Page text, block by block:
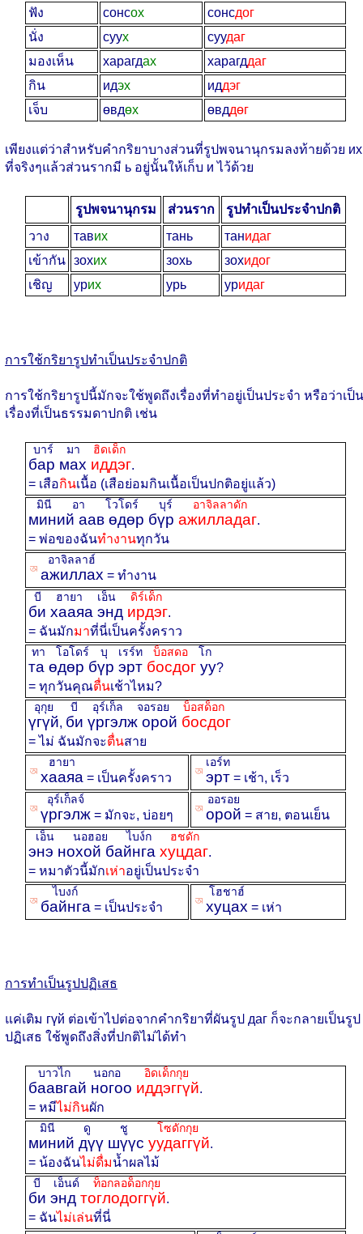
ฟัง
сонсох сонсдог
นั่ง
суух суудаг
มองเห็น
харагдах харагддаг
กิน
идэх иддэг
เจ็บ
өвдөх өвддөг
เพียงแต่ว่าสำหรับคำกริยาบางส่วนที่รูปพจนานุกรมลงท้ายด้วย их
ที่จริงๆแล้วส่วนรากมี ь อยู่นั้นให้เก็บ и ไว้ด้วย
รูปพจนานุกรม ส่วนราก
รูปทำเป็นประจำปกติ
วาง
тавих тань танидаг
เข้ากัน
зохих зохь зохидог
เชิญ
урих урь уридаг
การใช้กริยารูปทำเป็นประจำปกติ
การใช้กริยารูปนี้มักจะใช้พูดถึงเรื่องที่ทำอยู่เป็นประจำ หรือว่าเป็น
เรื่องที่เป็นธรรมดาปกติ เช่น
бар мах иддэг
บาร์ มา ฮิดเด็ก
.
= เสือกินเนื้อ (เสือย่อมกินเนื้อเป็นปกติอยู่แล้ว)
миний аав өдөр бүр ажилладаг
มินี อา โวโดร์ บุร์ อาจิลลาดัก
.
= พ่อของฉันทำงานทุกวัน
ꡐ ажиллах
อาจิลลาฮ์
= ทำงาน
би хааяа энд ирдэг
บี ฮายา เอ็น ดิร์เด็ก
.
= ฉันมักมาที่นี่เป็นครั้งคราว
та өдөр бүр эрт босдогуу
ทา โอโดร์ บุ เรร์ทบ็อสดอ โก
?
= ทุกวันคุณตื่นเช้าไหม?
үгүй
อุกุย
, би үргэлж орой босдог
บี อุร์เก็ล จอรอยบ็อสด็อก
= ไม่ ฉันมักจะตื่นสาย
ꡐ хааяа
ฮายา
= เป็นครั้งคราว ꡐ эрт
เอร์ท
= เช้า, เร็ว
ꡐ үргэлж
อุร์เก็ลจ์
= มักจะ, บ่อยๆ ꡐ орой
ออรอย
= สาย, ตอนเย็น
энэ нохой байнга хуцдаг
เอ็น นอฮอย ไบง์ก ฮชดัก
.
= หมาตัวนี้มักเห่าอยู่เป็นประจำ
ꡐ байнга
ไบงก์
= เป็นประจำ ꡐ хуцах
โฮชาฮ์
= เห่า
การทำเป็นรูปปฏิเสธ
แค่เติม гүй ต่อเข้าไปต่อจากคำกริยาที่ผันรูป даг ก็จะกลายเป็นรูป
ปฏิเสธ ใช้พูดถึงสิ่งที่ปกติไม่ได้ทำ
баавгай ногоо иддэггүй
บาวไก นอกอ อิดเด็กกุย
.
= หมีไม่กินผัก
миний дүү шүүс уудаггүй
มินี ดู ชู โซดักกุย
.
= น้องฉันไม่ดื่มน้ำผลไม้
би энд тоглодоггүй
บี เอ็นด์ ท็อกลอด็อกกุย
.
= ฉันไม่เล่นที่นี่